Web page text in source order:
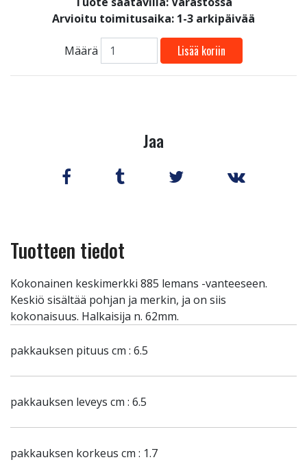
Arvioitu toimitusaika: 1-3 arkipäivää
Määrä Lisää koriin
Jaa
Tuotteen tiedot
Kokonainen keskimerkki 885 lemans -vanteeseen.
Keskiö sisältää pohjan ja merkin, ja on siis
kokonaisuus. Halkaisija n. 62mm.
pakkauksen pituus cm : 6.5
pakkauksen leveys cm : 6.5
pakkauksen korkeus cm : 1.7